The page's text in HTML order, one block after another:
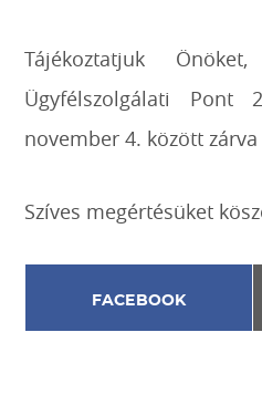
Tájékoztatjuk
Ügyfélszolgálati Pont
november 4. között
Szíves megértésüket
FACEBOOK